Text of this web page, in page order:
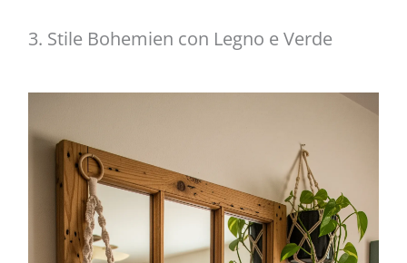
3. Stile Bohemien con Legno e Verde